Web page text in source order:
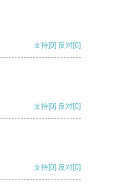
支持[0] 反对[0]
支持[0] 反对[0]
支持[0] 反对[0]